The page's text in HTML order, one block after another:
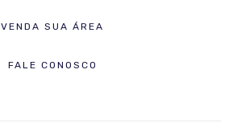
VENDA SUA ÁREA
FALE CONOSCO